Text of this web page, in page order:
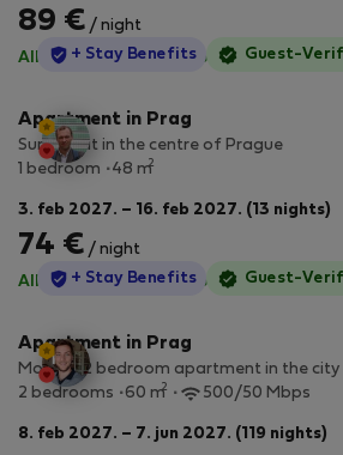
89 € / night
All utilities included ·No deposit
StayProtection
+ Stay Benefits Guest-
Apartment in Prag
Sunny flat in the centre of Prague
1 bedroom
48 m2
3. feb 2027. – 16. feb 2027. (13 nights)
74 € / night
All utilities included ·No deposit
StayProtection
+ Stay Benefits Guest-
Apartment in Prag
Modern 2 bedroom apartment in the city
2 bedrooms
60 m2 500/50 Mbps
8. feb 2027. – 7. jun 2027. (119 nights)